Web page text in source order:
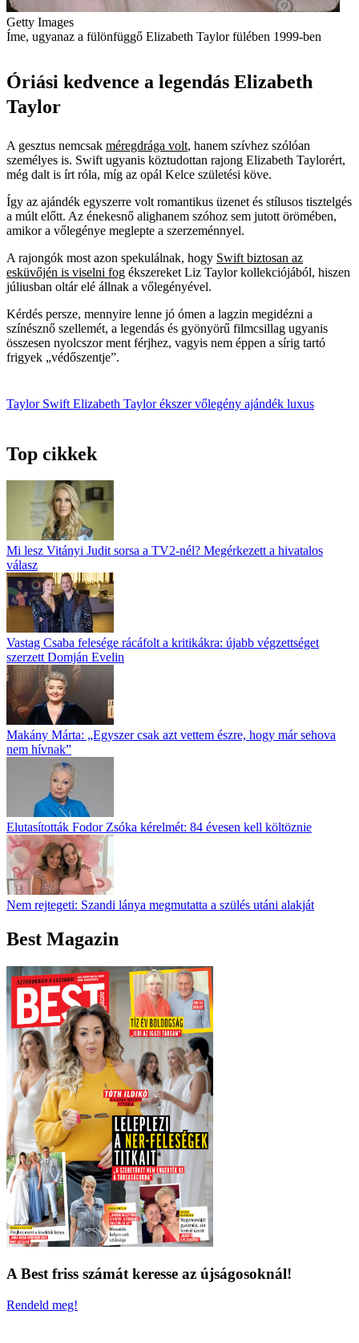
Getty Images
Íme, ugyanaz a fülönfüggő Elizabeth Taylor fülében 1999-ben
Óriási kedvence a legendás Elizabeth
Taylor
A gesztus nemcsak méregdrága volt, hanem szívhez szólóan
személyes is. Swift ugyanis köztudottan rajong Elizabeth Taylorért,
még dalt is írt róla, míg az opál Kelce születési köve.
Így az ajándék egyszerre volt romantikus üzenet és stílusos tisztelgés
a múlt előtt. Az énekesnő alighanem szóhoz sem jutott örömében,
amikor a vőlegénye meglepte a szerzeménnyel.
A rajongók most azon spekulálnak, hogy Swift biztosan az
esküvőjén is viselni fog ékszereket Liz Taylor kollekciójából, hiszen
júliusban oltár elé állnak a vőlegényével.
Kérdés persze, mennyire lenne jó ómen a lagzin megidézni a
színésznő szellemét, a legendás és gyönyörű filmcsillag ugyanis
összesen nyolcszor ment férjhez, vagyis nem éppen a sírig tartó
frigyek „védőszentje”.
Taylor Swift Elizabeth Taylorékszervőlegény ajándék luxus
Top cikkek
Mi lesz Vitányi Judit sorsa a TV2-nél? Megérkezett a hivatalos
válasz
Vastag Csaba felesége rácáfolt a kritikákra: újabb végzettséget
szerzett Domján Evelin
Makány Márta: „Egyszer csak azt vettem észre, hogy már sehova
nem hívnak”
Elutasították Fodor Zsóka kérelmét: 84 évesen kell költöznie
Nem rejtegeti: Szandi lánya megmutatta a szülés utáni alakját
Best Magazin
A Best friss számát keresse az újságosoknál!
Rendeld meg!